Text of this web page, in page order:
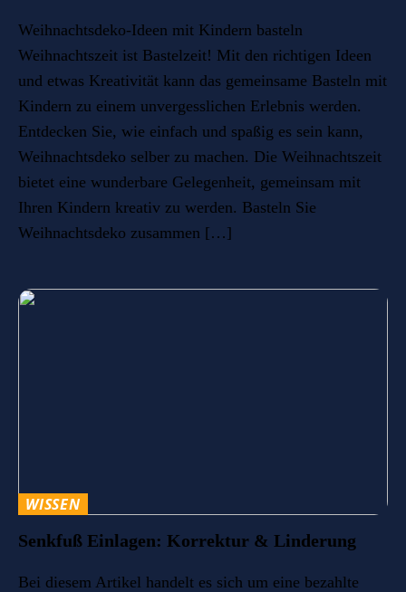
Weihnachtsdeko-Ideen mit Kindern basteln
Weihnachtszeit ist Bastelzeit! Mit den richtigen Ideen
und etwas Kreativität kann das gemeinsame Basteln mit
Kindern zu einem unvergesslichen Erlebnis werden.
Entdecken Sie, wie einfach und spaßig es sein kann,
Weihnachtsdeko selber zu machen. Die Weihnachtszeit
bietet eine wunderbare Gelegenheit, gemeinsam mit
Ihren Kindern kreativ zu werden. Basteln Sie
Weihnachtsdeko zusammen […]
WISSEN
Senkfuß Einlagen: Korrektur & Linderung
Bei diesem Artikel handelt es sich um eine bezahlte